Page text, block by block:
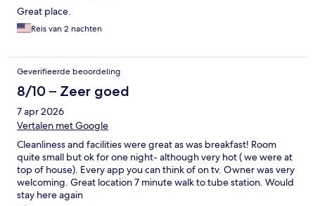
Great place.
Reis van 2 nachten
Geverifieerde beoordeling
8/10 – Zeer goed
7 apr 2026
Vertalen met Google
Cleanliness and facilities were great as was breakfast! Room
quite small but ok for one night- although very hot ( we were at
top of house). Every app you can think of on tv. Owner was very
welcoming. Great location 7 minute walk to tube station. Would
stay here again